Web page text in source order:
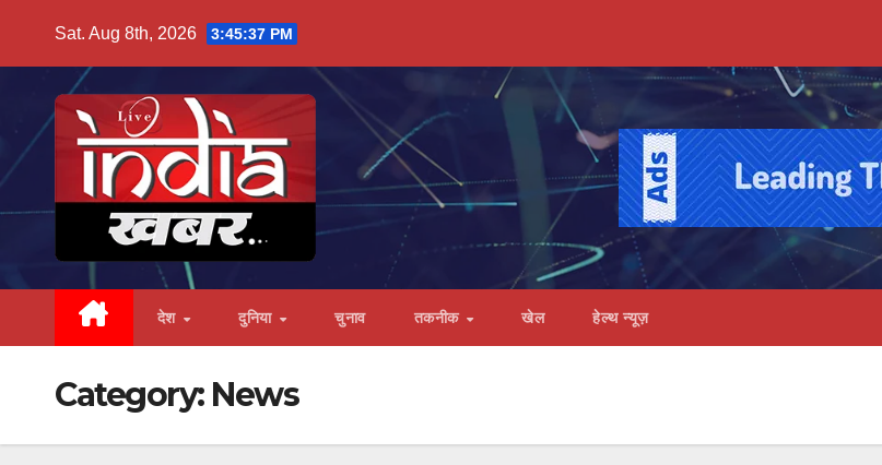
Sat. Aug 8th, 2026 3:45:38 PM
देश दुनिया चुनाव तकनीक खेल हेल्थ न्यूज़
Category: News